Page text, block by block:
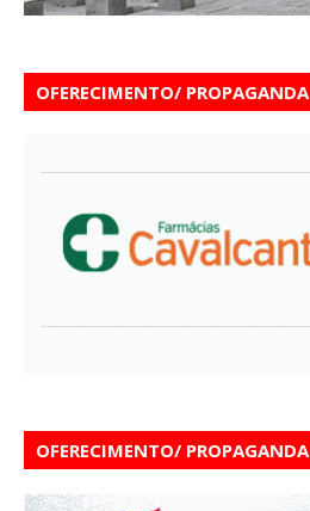
OFERECIMENTO/ PROPAGANDA
OFERECIMENTO/ PROPAGANDA